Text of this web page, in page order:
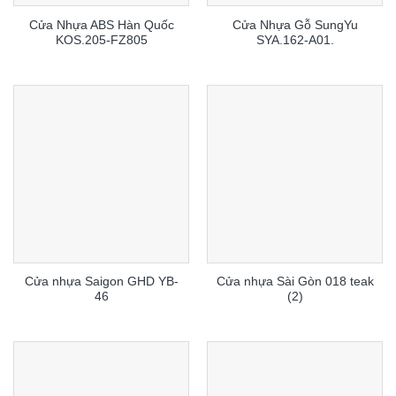
Cửa Nhựa ABS Hàn Quốc
KOS.205-FZ805
Cửa Nhựa Gỗ SungYu
SYA.162-A01.
Cửa nhựa Saigon GHD YB-
46
Cửa nhựa Sài Gòn 018 teak
(2)